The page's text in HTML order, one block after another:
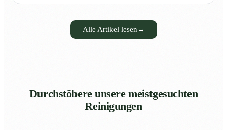
Alle Artikel lesen →
Durchstöbere unsere meistgesuchten
Reinigungen